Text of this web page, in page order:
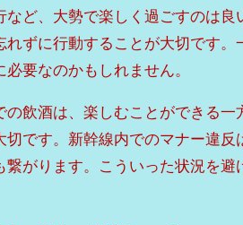
など、大勢で楽しく過ごすのは
れずに行動することが大切です
必要なのかもしれません。
の飲酒は、楽しむことができる
切です。新幹線内でのマナー違
繋がります。こういった状況を